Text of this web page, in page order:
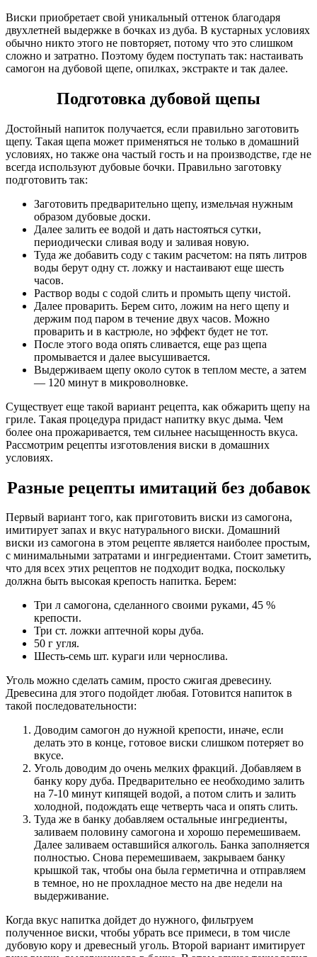
Виски приобретает свой уникальный оттенок благодаря
двухлетней выдержке в бочках из дуба. В кустарных условиях
обычно никто этого не повторяет, потому что это слишком
сложно и затратно. Поэтому будем поступать так: настаивать
самогон на дубовой щепе, опилках, экстракте и так далее.
Подготовка дубовой щепы
Достойный напиток получается, если правильно заготовить
щепу. Такая щепа может применяться не только в домашний
условиях, но также она частый гость и на производстве, где не
всегда используют дубовые бочки. Правильно заготовку
подготовить так:
Заготовить предварительно щепу, измельчая нужным
образом дубовые доски.
Далее залить ее водой и дать настояться сутки,
периодически сливая воду и заливая новую.
Туда же добавить соду с таким расчетом: на пять литров
воды берут одну ст. ложку и настаивают еще шесть
часов.
Раствор воды с содой слить и промыть щепу чистой.
Далее проварить. Берем сито, ложим на него щепу и
держим под паром в течение двух часов. Можно
проварить и в кастрюле, но эффект будет не тот.
После этого вода опять сливается, еще раз щепа
промывается и далее высушивается.
Выдерживаем щепу около суток в теплом месте, а затем
— 120 минут в микроволновке.
Существует еще такой вариант рецепта, как обжарить щепу на
гриле. Такая процедура придаст напитку вкус дыма. Чем
более она прожаривается, тем сильнее насыщенность вкуса.
Рассмотрим рецепты изготовления виски в домашних
условиях.
Разные рецепты имитаций без добавок
Первый вариант того, как приготовить виски из самогона,
имитирует запах и вкус натурального виски. Домашний
виски из самогона в этом рецепте является наиболее простым,
с минимальными затратами и ингредиентами. Стоит заметить,
что для всех этих рецептов не подходит водка, поскольку
должна быть высокая крепость напитка. Берем:
Три л самогона, сделанного своими руками, 45 %
крепости.
Три ст. ложки аптечной коры дуба.
50 г угля.
Шесть-семь шт. кураги или чернослива.
Уголь можно сделать самим, просто сжигая древесину.
Древесина для этого подойдет любая. Готовится напиток в
такой последовательности:
Доводим самогон до нужной крепости, иначе, если
делать это в конце, готовое виски слишком потеряет во
вкусе.
Уголь доводим до очень мелких фракций. Добавляем в
банку кору дуба. Предварительно ее необходимо залить
на 7-10 минут кипящей водой, а потом слить и залить
холодной, подождать еще четверть часа и опять слить.
Туда же в банку добавляем остальные ингредиенты,
заливаем половину самогона и хорошо перемешиваем.
Далее заливаем оставшийся алкоголь. Банка заполняется
полностью. Снова перемешиваем, закрываем банку
крышкой так, чтобы она была герметична и отправляем
в темное, но не прохладное место на две недели на
выдерживание.
Когда вкус напитка дойдет до нужного, фильтруем
полученное виски, чтобы убрать все примеси, в том числе
дубовую кору и древесный уголь. Второй вариант имитирует